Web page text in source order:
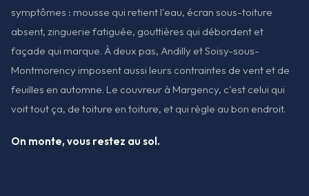
symptômes : mousse qui retient l'eau, écran sous-toiture
absent, zinguerie fatiguée, gouttières qui débordent et
façade qui marque. À deux pas, Andilly et Soisy-sous-
Montmorency imposent aussi leurs contraintes de vent et de
feuilles en automne. Le couvreur à Margency, c'est celui qui
voit tout ça, de toiture en toiture, et qui règle au bon endroit.
On monte, vous restez au sol.